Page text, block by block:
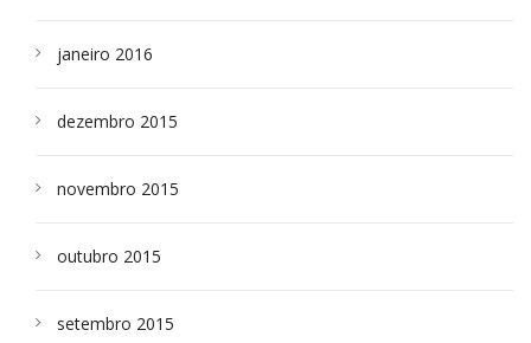
janeiro 2016
dezembro 2015
novembro 2015
outubro 2015
setembro 2015